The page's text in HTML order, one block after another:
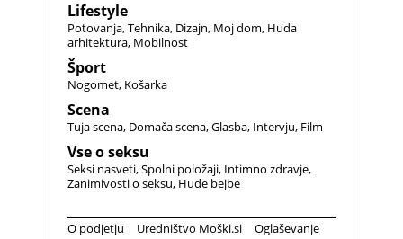
Lifestyle
Potovanja Tehnika Dizajn Moj dom Huda
arhitektura Mobilnost
Šport
Nogomet Košarka
Scena
Tuja scena Domača scena Glasba Intervju Film
Vse o seksu
Seksi nasveti Spolni položaji Intimno zdravje
Zanimivosti o seksu Hude bejbe
O podjetju Uredništvo Moški.si
Oglaševanje